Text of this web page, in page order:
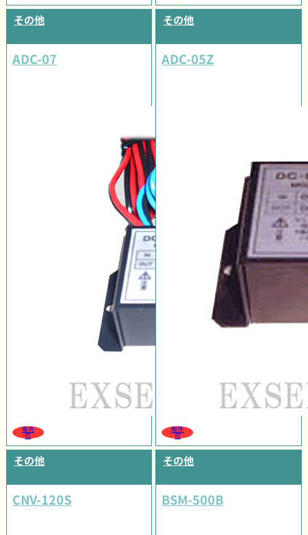
その他
ADC-07
販売
可
その他
ADC-05Z
販売
可
その他
CNV-120S
その他
BSM-500B